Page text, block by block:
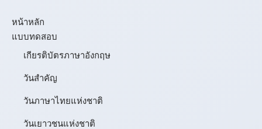
หน้าหลัก
แบบทดสอบ
เกียรติบัตรภาษาอังกฤษ
วันสำคัญ
วันภาษาไทยแห่งชาติ
วันเยาวชนแห่งชาติ